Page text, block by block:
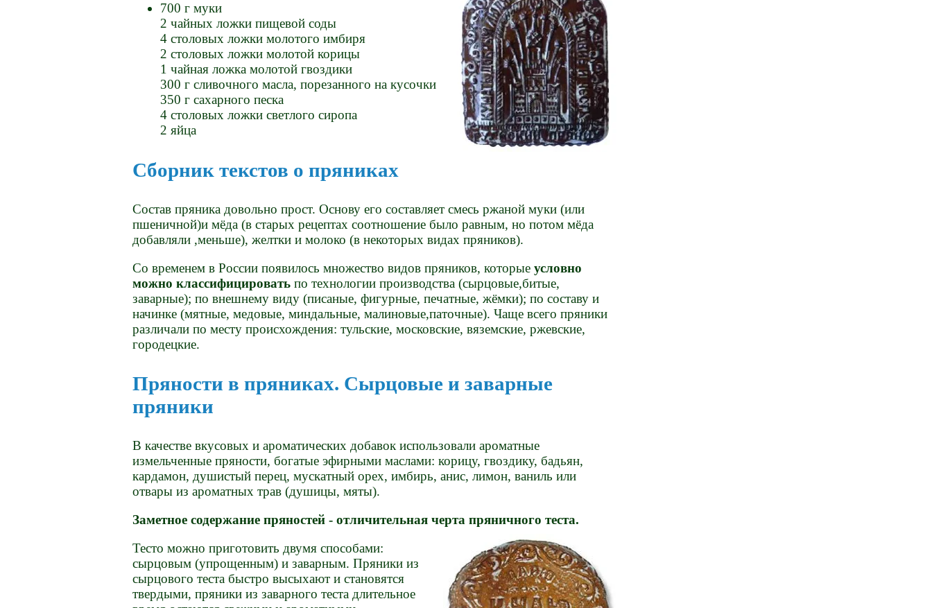
700 г муки
2 чайных ложки пищевой соды
4 столовых ложки молотого имбиря
2 столовых ложки молотой корицы
1 чайная ложка молотой гвоздики
300 г сливочного масла, порезанного на кусочки
350 г сахарного песка
4 столовых ложки светлого сиропа
2 яйца
Сборник текстов о пряниках
Состав пряника довольно прост. Основу его составляет смесь ржаной муки (или
пшеничной)и мёда (в старых рецептах соотношение было равным, но потом мёда
добавляли ,меньше), желтки и молоко (в некоторых видах пряников).
Со временем в России появилось множество видов пряников, которые условно
можно классифицировать по технологии производства (сырцовые,битые,
заварные); по внешнему виду (писаные, фигурные, печатные, жёмки); по составу и
начинке (мятные, медовые, миндальные, малиновые,паточные). Чаще всего пряники
различали по месту происхождения: тульские, московские, вяземские, ржевские,
городецкие.
Пряности в пряниках. Сырцовые и заварные
пряники
В качестве вкусовых и ароматических добавок использовали ароматные
измельченные пряности, богатые эфирными маслами: корицу, гвоздику, бадьян,
кардамон, душистый перец, мускатный орех, имбирь, анис, лимон, ваниль или
отвары из ароматных трав (душицы, мяты).
Заметное содержание пряностей - отличительная черта пряничного теста.
Тесто можно приготовить двумя способами:
сырцовым (упрощенным) и заварным. Пряники из
сырцового теста быстро высыхают и становятся
твердыми, пряники из заварного теста длительное